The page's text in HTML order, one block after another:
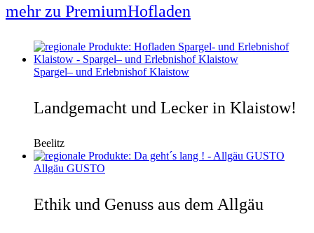
mehr zu PremiumHofladen
Spargel– und Erlebnishof Klaistow
Landgemacht und Lecker in Klaistow!
Beelitz
Allgäu GUSTO
Ethik und Genuss aus dem Allgäu